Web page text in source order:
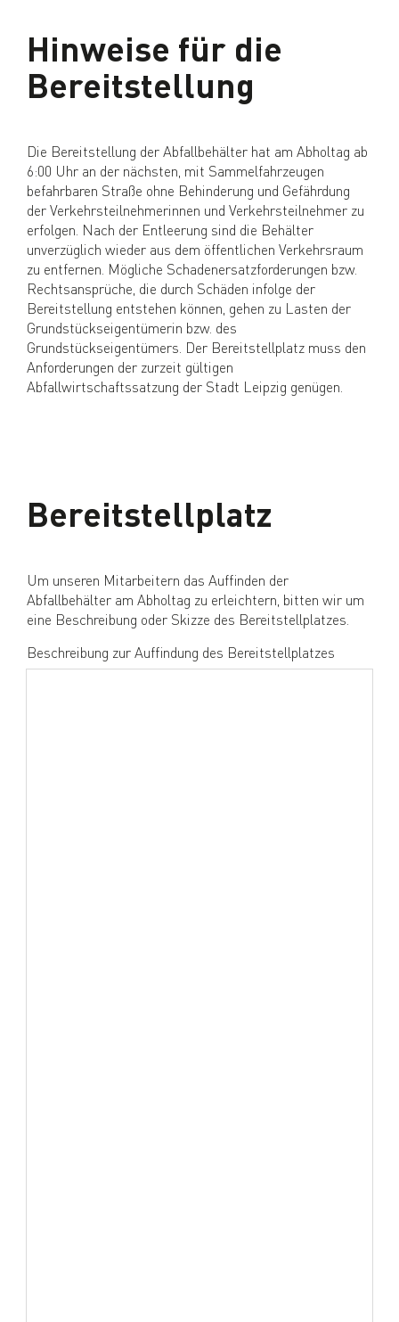
Hinweise für die
Bereitstellung
Die Bereitstellung der Abfallbehälter hat am Abholtag ab
6:00 Uhr an der nächsten, mit Sammelfahrzeugen
befahrbaren Straße ohne Behinderung und Gefährdung
der Verkehrsteilnehmerinnen und Verkehrsteilnehmer zu
erfolgen. Nach der Entleerung sind die Behälter
unverzüglich wieder aus dem öffentlichen Verkehrsraum
zu entfernen. Mögliche Schadenersatzforderungen bzw.
Rechtsansprüche, die durch Schäden infolge der
Bereitstellung entstehen können, gehen zu Lasten der
Grundstückseigentümerin bzw. des
Grundstückseigentümers. Der Bereitstellplatz muss den
Anforderungen der zurzeit gültigen
Abfallwirtschaftssatzung der Stadt Leipzig genügen.
Bereitstellplatz
Um unseren Mitarbeitern das Auffinden der
Abfallbehälter am Abholtag zu erleichtern, bitten wir um
eine Beschreibung oder Skizze des Bereitstellplatzes.
Beschreibung zur Auffindung des Bereitstellplatzes